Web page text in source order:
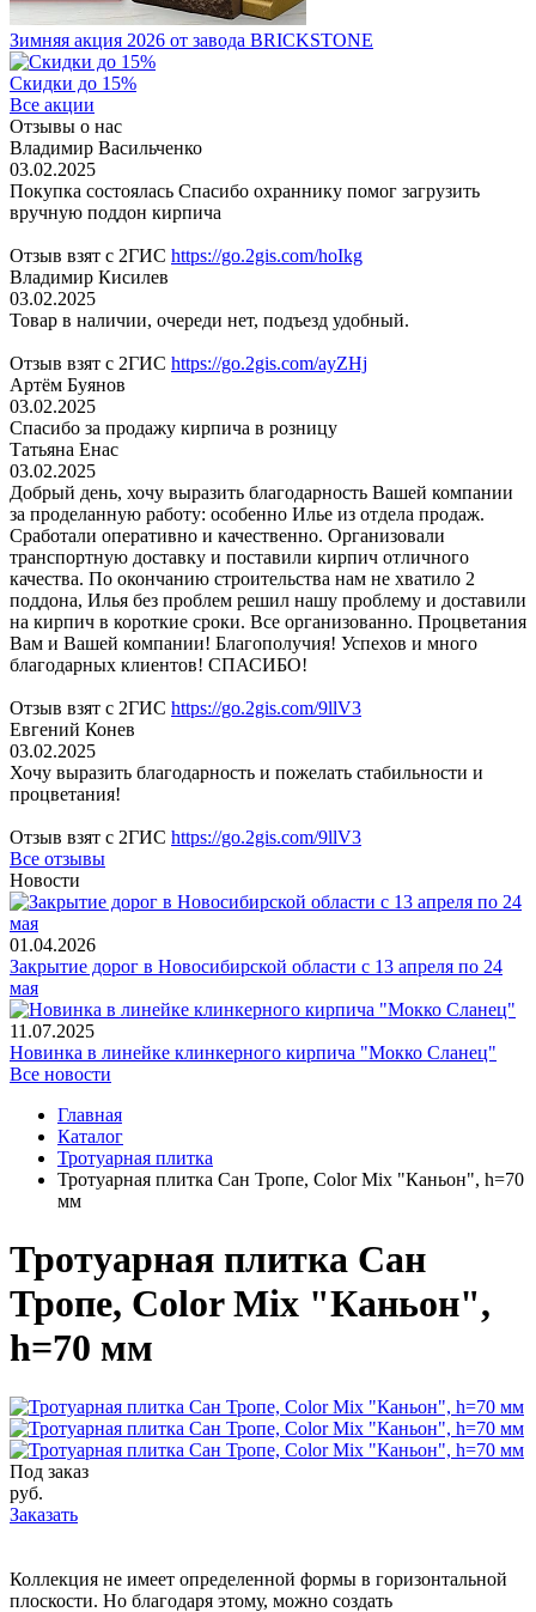
Зимняя акция 2026 от завода BRICKSTONE
Скидки до 15%
Все акции
Отзывы о нас
Владимир Васильченко
03.02.2025
Покупка состоялась Спасибо охраннику помог загрузить
вручную поддон кирпича
Отзыв взят с 2ГИС https://go.2gis.com/hoIkg
Владимир Кисилев
03.02.2025
Товар в наличии, очереди нет, подъезд удобный.
Отзыв взят с 2ГИС https://go.2gis.com/ayZHj
Артём Буянов
03.02.2025
Спасибо за продажу кирпича в розницу
Татьяна Енас
03.02.2025
Добрый день, хочу выразить благодарность Вашей компании
за проделанную работу: особенно Илье из отдела продаж.
Сработали оперативно и качественно. Организовали
транспортную доставку и поставили кирпич отличного
качества. По окончанию строительства нам не хватило 2
поддона, Илья без проблем решил нашу проблему и доставили
на кирпич в короткие сроки. Все организованно. Процветания
Вам и Вашей компании! Благополучия! Успехов и много
благодарных клиентов! СПАСИБО!
Отзыв взят с 2ГИС https://go.2gis.com/9llV3
Евгений Конев
03.02.2025
Хочу выразить благодарность и пожелать стабильности и
процветания!
Отзыв взят с 2ГИС https://go.2gis.com/9llV3
Все отзывы
Новости
01.04.2026
Закрытие дорог в Новосибирской области с 13 апреля по 24
мая
11.07.2025
Новинка в линейке клинкерного кирпича "Мокко Сланец"
Все новости
Главная
Каталог
Тротуарная плитка
Тротуарная плитка Сан Тропе, Color Mix "Каньон", h=70
мм
Тротуарная плитка Сан
Тропе, Color Mix "Каньон",
h=70 мм
Под заказ
руб.
Заказать
Коллекция не имеет определенной формы в горизонтальной
плоскости. Но благодаря этому, можно создать